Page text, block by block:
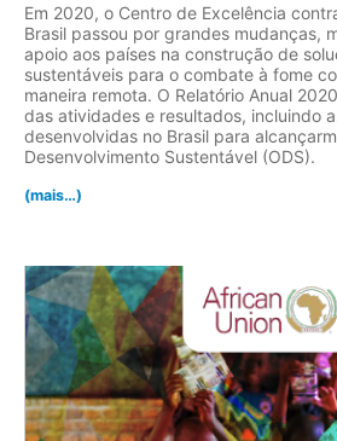
Em 2020, o Centro de Excelência
Brasil passou por grandes mudanças,
apoio aos países na construção de
sustentáveis para o combate à fome
maneira remota. O Relatório Anual
das atividades e resultados, incluindo
desenvolvidas no Brasil para
Desenvolvimento Sustentável (ODS).
(mais…)